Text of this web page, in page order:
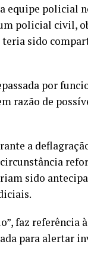
equipe policial
policial civil,
sido
por
razão de
a
sido
faz referência
para alertar